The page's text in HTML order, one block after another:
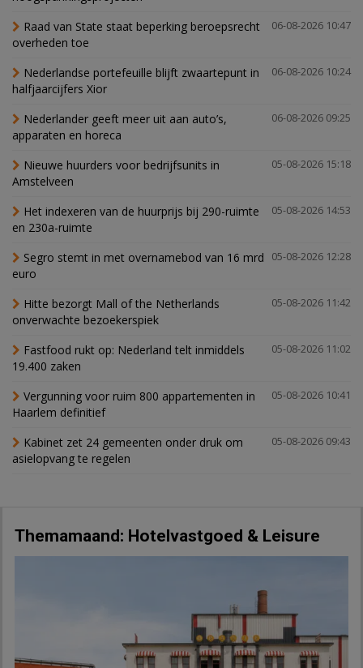
06-08-2026 10:47
Raad van State staat beperking beroepsrecht
overheden toe
06-08-2026 10:24
Nederlandse portefeuille blijft zwaartepunt in
halfjaarcijfers Xior
06-08-2026 09:25
Nederlander geeft meer uit aan auto’s,
apparaten en horeca
05-08-2026 15:18
Nieuwe huurders voor bedrijfsunits in
Amstelveen
05-08-2026 14:53
Het indexeren van de huurprijs bij 290-ruimte
en 230a-ruimte
05-08-2026 12:28
Segro stemt in met overnamebod van 16 mrd
euro
05-08-2026 11:42
Hitte bezorgt Mall of the Netherlands
onverwachte bezoekerspiek
05-08-2026 11:02
Fastfood rukt op: Nederland telt inmiddels
19.400 zaken
05-08-2026 10:41
Vergunning voor ruim 800 appartementen in
Haarlem definitief
05-08-2026 09:43
Kabinet zet 24 gemeenten onder druk om
asielopvang te regelen
Themamaand: Hotelvastgoed & Leisure